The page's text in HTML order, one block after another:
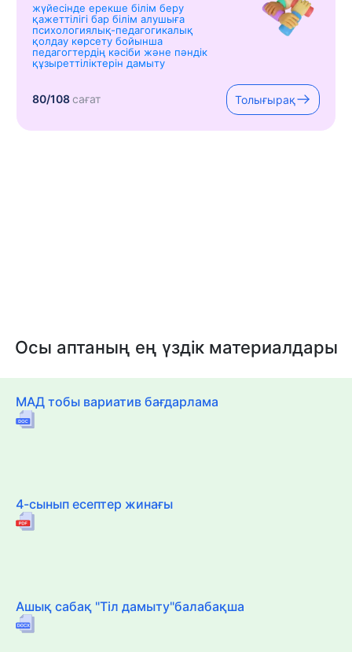
жүйесінде ерекше білім беру
қажеттілігі бар білім алушыға
психологиялық-педагогикалық
қолдау көрсету бойынша
педагогтердің кәсіби және пәндік
құзыреттіліктерін дамыту
80/108сағат Толығырақ
Осы аптаның ең үздік материалдары
МАД тобы вариатив бағдарлама
4-сынып есептер жинағы
Ашық сабақ "Тіл дамыту"балабақша